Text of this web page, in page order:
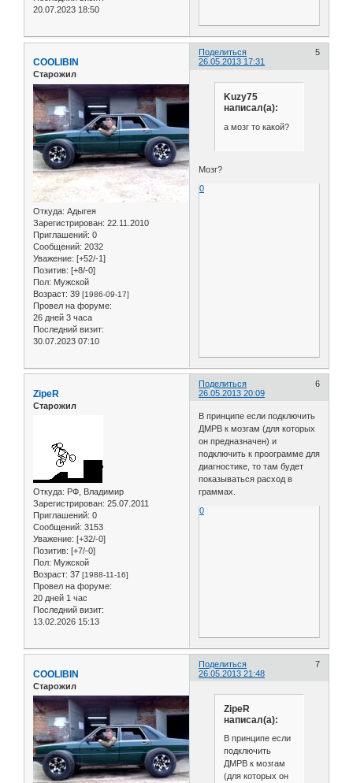
20.07.2023 18:50
Поделиться
5
26.05.2013 17:31
COOLIBIN
Старожил
Откуда: Адыгея
Зарегистрирован: 22.11.2010
Приглашений: 0
Сообщений: 2032
Уважение: [+52/-1]
Позитив: [+8/-0]
Пол: Мужской
Возраст: 39 [1986-09-17]
Провел на форуме:
26 дней 3 часа
Последний визит:
30.07.2023 07:10
Kuzy75
написал(а):
а мозг то какой?
Мозг?
0
Поделиться
6
26.05.2013 20:09
ZipeR
Старожил
Откуда: РФ, Владимир
Зарегистрирован: 25.07.2011
Приглашений: 0
Сообщений: 3153
Уважение: [+32/-0]
Позитив: [+7/-0]
Пол: Мужской
Возраст: 37 [1988-11-16]
Провел на форуме:
20 дней 1 час
Последний визит:
13.02.2026 15:13
В принципе если подключить
ДМРВ к мозгам (для которых
он предназначен) и
подключить к проограмме для
диагностике, то там будет
показываться расход в
граммах.
0
Поделиться
7
26.05.2013 21:48
COOLIBIN
Старожил
ZipeR
написал(а):
В принципе если
подключить
ДМРВ к мозгам
(для которых он